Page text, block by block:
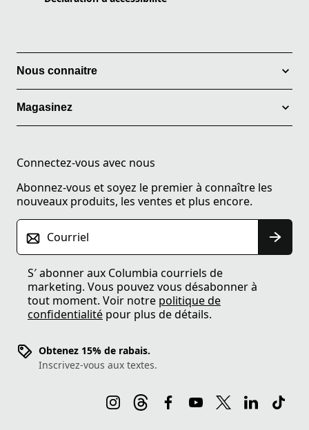
Nous connaitre
Magasinez
Connectez-vous avec nous
Abonnez-vous et soyez le premier à connaître les
nouveaux produits, les ventes et plus encore.
Courriel
S′ abonner aux Columbia courriels de
marketing. Vous pouvez vous désabonner à
tout moment. Voir notre politique de
confidentialité pour plus de détails.
Obtenez 15% de rabais.
Inscrivez-vous aux textes.